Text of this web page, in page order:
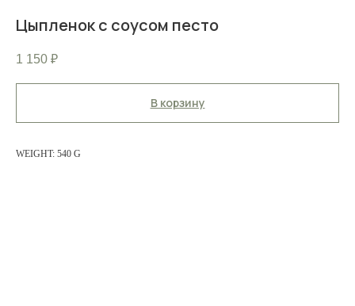
Цыпленок с соусом песто
1 150 ₽
В корзину
WEIGHT: 540 G